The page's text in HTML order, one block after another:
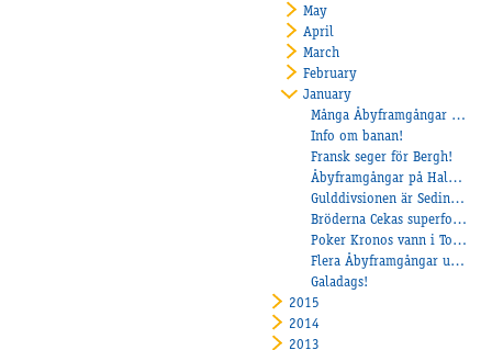
May
April
March
February
January
Många Åbyframgångar under veckan!
Info om banan!
Fransk seger för Bergh!
Åbyframgångar på Halmstad
Gulddivsionen är Sedinarnas andra hem!
Bröderna Cekas superform fortsätter
Poker Kronos vann i Toulouse
Flera Åbyframgångar under helgen
Galadags!
2015
2014
2013